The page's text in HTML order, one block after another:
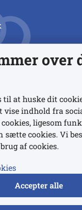
over
til at huske dit
vise indhold fra
ligesom
sætte cookies. Vi
af cookies.
Accepter alle